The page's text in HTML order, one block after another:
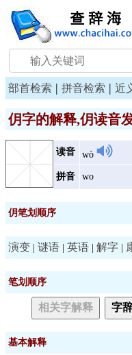
部首检索 | 拼音检索 | 近
仴字的解释,仴读音
读音 wò
拼音 wo
仴笔划顺序
演变 | 谜语 | 英语 | 解字 |
笔划顺序
相关字解释 字
基本解释